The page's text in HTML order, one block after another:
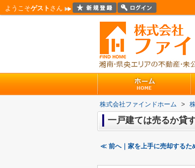
ようこそゲスト さん
株式会社ファインドホーム >
一戸建ては売るか貸
≪ 前へ｜家を上手に売却するた